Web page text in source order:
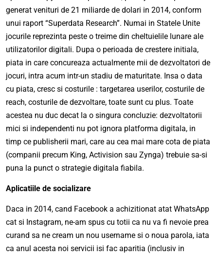
generat venituri de 21 miliarde de dolari in 2014, conform
unui raport “Superdata Research”. Numai in Statele Unite
jocurile reprezinta peste o treime din cheltuielile lunare ale
utilizatorilor digitali. Dupa o perioada de crestere initiala,
piata in care concureaza actualmente mii de dezvoltatori de
jocuri, intra acum intr-un stadiu de maturitate. Insa o data
cu piata, cresc si costurile : targetarea userilor, costurile de
reach, costurile de dezvoltare, toate sunt cu plus. Toate
acestea nu duc decat la o singura concluzie: dezvoltatorii
mici si independenti nu pot ignora platforma digitala, in
timp ce publisherii mari, care au cea mai mare cota de piata
(companii precum King, Activision sau Zynga) trebuie sa-si
puna la punct o strategie digitala fiabila.
Aplicatiile de socializare
Daca in 2014, cand Facebook a achizitionat atat WhatsApp
cat si Instagram, ne-am spus cu totii ca nu va fi nevoie prea
curand sa ne cream un nou username si o noua parola, iata
ca anul acesta noi servicii isi fac aparitia (inclusiv in